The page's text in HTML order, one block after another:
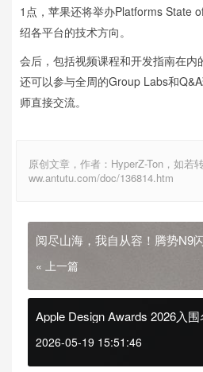
1点，苹果还将举办Platforms State
绍各平台的技术方向。
会后，包括视频课程和开发指南在
还可以参与全周的Group Labs和
师直接交流。
原创文章，作者：HyperZ-Ton，如若
ww.antutu.com/doc/136814.htm
阅尽山海，我自从容！腾势N9
« 上一篇
Apple Design Awards 2026入
2026-05-19 15:51:46